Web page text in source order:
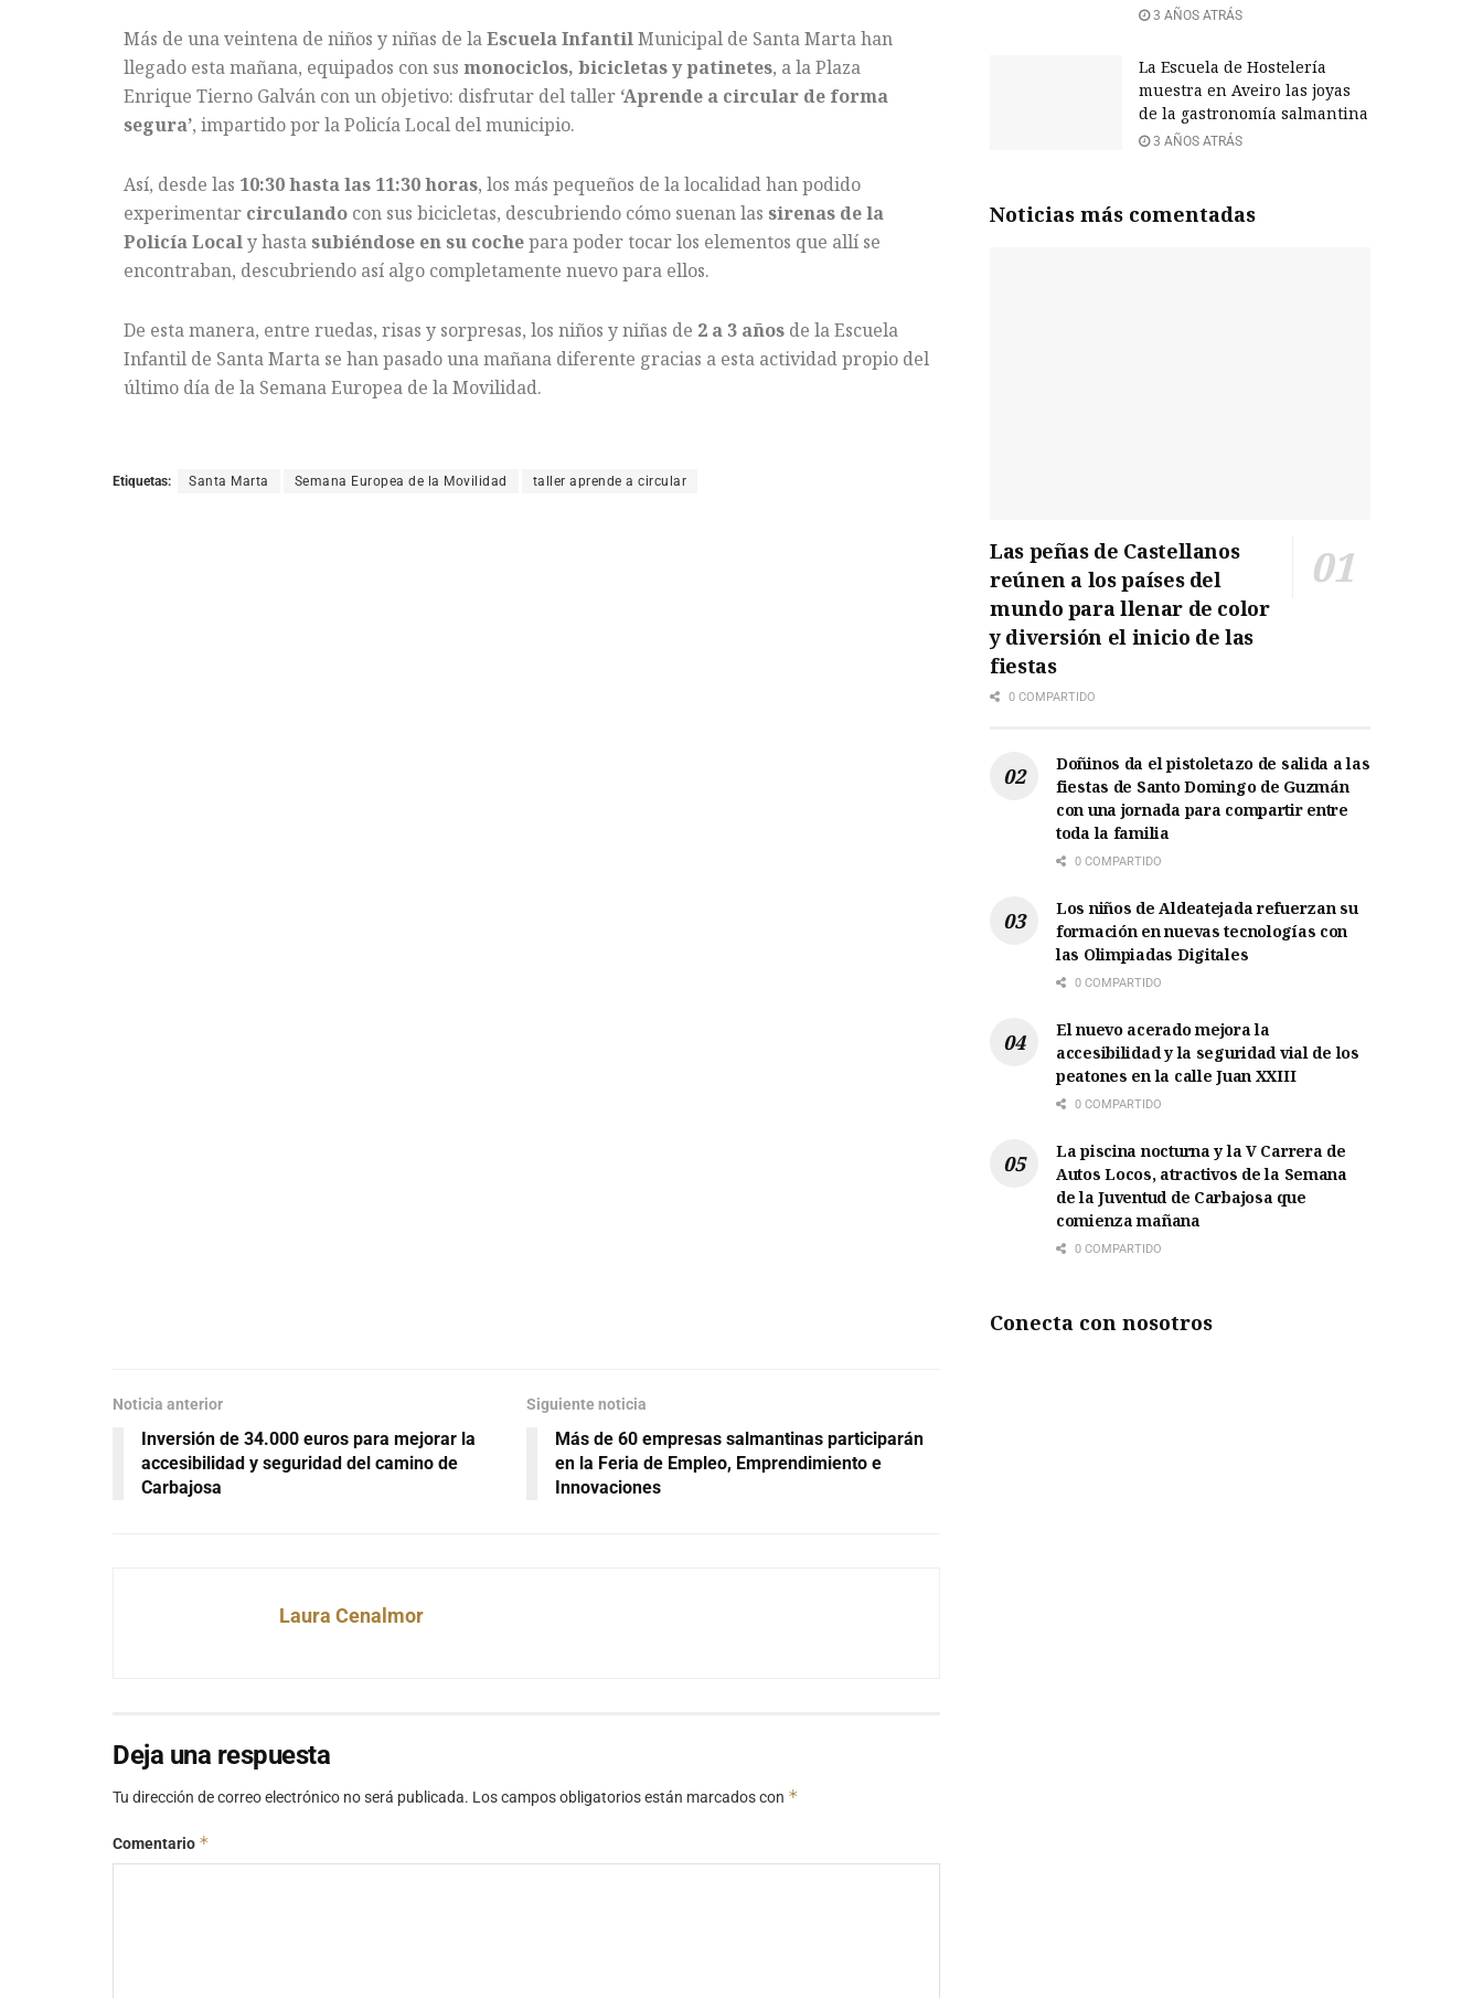
Más de una veintena de niños y niñas de laEscuela InfantilMunicipal de Santa Marta han
llegado esta mañana, equipados con sus monociclos, bicicletas y patinetes, a la Plaza
Enrique Tierno Galván con un objetivo: disfrutar del taller ‘Aprende a circular de forma
segura’, impartido por la Policía Local del municipio.
Así, desde las 10:30 hasta las 11:30 horas, los más pequeños de la localidad han podido
experimentar circulando con sus bicicletas, descubriendo cómo suenan las sirenas de la
PolicíaLocaly hasta subiéndose en su cochepara poder tocar los elementos que allí se
encontraban, descubriendo así algo completamente nuevo para ellos.
De esta manera, entre ruedas, risas y sorpresas, los niños y niñas de 2 a 3 años de la Escuela
Infantil de Santa Marta se han pasado una mañana diferente gracias a esta actividad propio del
último día de la Semana Europea de la Movilidad.
Etiquetas: Santa Marta Semana Europea de la Movilidad taller aprende a circular
Noticia anterior
Inversión de 34.000 euros para mejorar la
accesibilidad y seguridad del camino de
Carbajosa
Siguiente noticia
Más de 60 empresas salmantinas participarán
en la Feria de Empleo, Emprendimiento e
Innovaciones
Laura Cenalmor
Deja una respuesta
Tu dirección de correo electrónico no será publicada. Los campos obligatorios están marcados con *
Comentario *
3 AÑOS ATRÁS
La Escuela de Hostelería
muestra en Aveiro las joyas
de la gastronomía salmantina
3 AÑOS ATRÁS
Noticias más comentadas
Las peñas de Castellanos
reúnen a los países del
mundo para llenar de color
y diversión el inicio de las
fiestas
0 COMPARTIDO
Doñinos da el pistoletazo de salida a las
fiestas de Santo Domingo de Guzmán
con una jornada para compartir entre
toda la familia
0 COMPARTIDO
Los niños de Aldeatejada refuerzan su
formación en nuevas tecnologías con
las Olimpiadas Digitales
0 COMPARTIDO
El nuevo acerado mejora la
accesibilidad y la seguridad vial de los
peatones en la calle Juan XXIII
0 COMPARTIDO
La piscina nocturna y la V Carrera de
Autos Locos, atractivos de la Semana
de la Juventud de Carbajosa que
comienza mañana
0 COMPARTIDO
Conecta con nosotros